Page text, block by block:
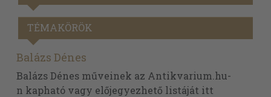
TÉMAKÖRÖK
Balázs Dénes
Balázs Dénes műveinek az Antikvarium.hu-
n kapható vagy előjegyezhető listáját itt